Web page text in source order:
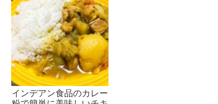
インデアン食品のカレー